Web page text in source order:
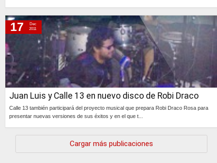
Juan Luis y Calle 13 en nuevo disco de Robi Draco
Calle 13 también participará del proyecto musical que prepara Robi Draco Rosa para
presentar nuevas versiones de sus éxitos y en el que t...
17
Dec
2011
Cargar más publicaciones